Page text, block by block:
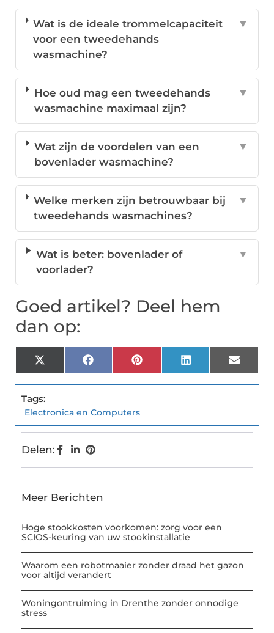
Wat is de ideale trommelcapaciteit
voor een tweedehands
wasmachine?
▼
Hoe oud mag een tweedehands
wasmachine maximaal zijn?
▼
Wat zijn de voordelen van een
bovenlader wasmachine?
▼
Welke merken zijn betrouwbaar bij
tweedehands wasmachines?
▼
Wat is beter: bovenlader of
voorlader?
▼
Goed artikel? Deel hem
dan op:
X
(Twitter)
FacebookPinterestLinkedInEmail
Tags:
Electronica en Computers
Delen:
Meer Berichten
Hoge stookkosten voorkomen: zorg voor een
SCIOS-keuring van uw stookinstallatie
Waarom een robotmaaier zonder draad het gazon
voor altijd verandert
Woningontruiming in Drenthe zonder onnodige
stress